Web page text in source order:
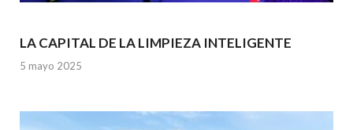
LA CAPITAL DE LA LIMPIEZA INTELIGENTE
5 mayo 2025